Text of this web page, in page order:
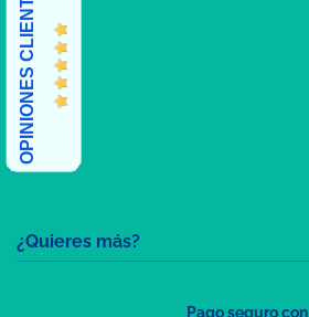
¿Quieres más?
OPINIONES CLIENTES
Pago seguro con